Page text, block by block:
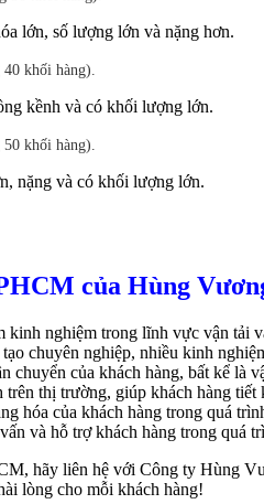
lớn, số lượng lớn và nặng hơn.
khối hàng).
kềnh và có khối lượng lớn.
khối hàng).
nặng và có khối lượng lớn.
của Hùng
nghiệm trong lĩnh vực vận tải
chuyên nghiệp, nhiều kinh
chuyển của khách hàng, bất kể là
thị trường, giúp khách hàng
hóa của khách hàng trong quá
và hỗ trợ khách hàng trong quá
hãy liên hệ với Công ty Hùng
lòng cho mỗi khách hàng!